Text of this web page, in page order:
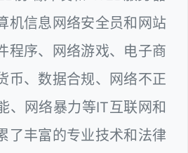
机信息网络安全员和网站
程序、网络游戏、电子商
币、数据合规、网络不正
、网络暴力等IT互联网和
了丰富的专业技术和法律